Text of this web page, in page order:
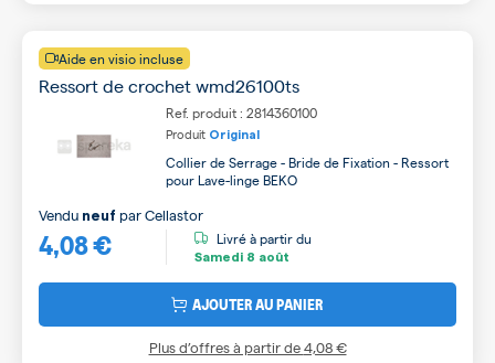
Aide en visio incluse
Ressort de crochet wmd26100ts
Ref. produit : 2814360100
Produit Original
Collier de Serrage - Bride de Fixation - Ressort
pour Lave-linge BEKO
4,08 €
Vendu neuf parCellastor
Livré à partir du
Samedi 8 août
AJOUTER AU PANIER
Plus d’offres à partir de4,08 €